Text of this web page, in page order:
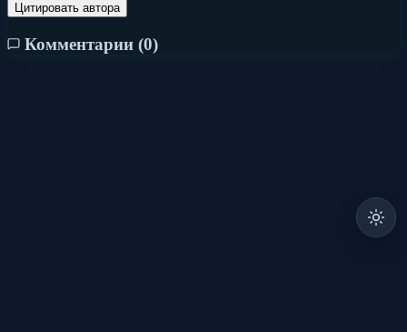
Цитировать автора
Комментарии (0)